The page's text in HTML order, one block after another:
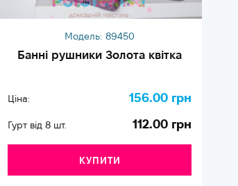
Модель: 89450
Банні рушники Золота квітка
Ціна: 156.00 грн
Гурт від 8 шт. 112.00 грн
КУПИТИ